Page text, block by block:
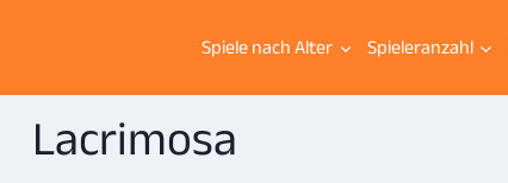
Spiele nach Alter Spieleranzahl
Lacrimosa